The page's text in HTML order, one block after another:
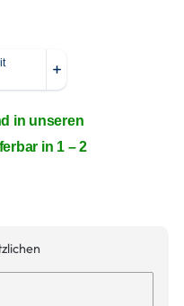
in unseren
in 1 – 2